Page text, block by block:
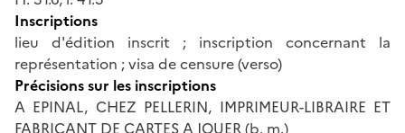
Inscriptions
lieu d'édition inscrit ; inscription concernant la
représentation ; visa de censure (verso)
Précisions sur les inscriptions
A EPINAL, CHEZ PELLERIN, IMPRIMEUR-LIBRAIRE ET
FABRICANT DE CARTES A JOUER (b. m.)